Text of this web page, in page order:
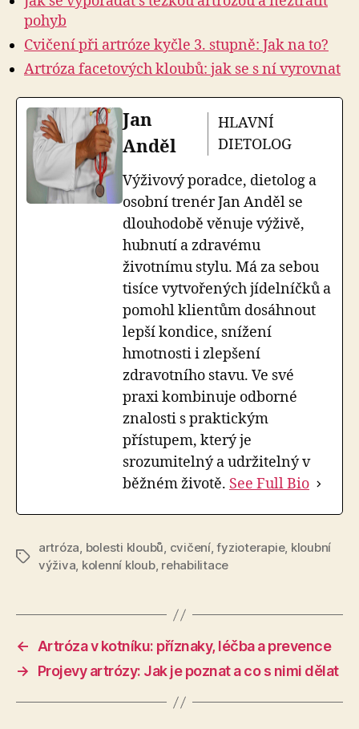
pohyb
Cvičení při artróze kyčle 3. stupně: Jak na to?
Artróza facetových kloubů: jak se s ní vyrovnat
Jan
Anděl
HLAVNÍ
DIETOLOG
Výživový poradce, dietolog a
osobní trenér Jan Anděl se
dlouhodobě věnuje výživě,
hubnutí a zdravému
životnímu stylu. Má za sebou
tisíce vytvořených jídelníčků a
pomohl klientům dosáhnout
lepší kondice, snížení
hmotnosti i zlepšení
zdravotního stavu. Ve své
praxi kombinuje odborné
znalosti s praktickým
přístupem, který je
srozumitelný a udržitelný v
běžném životě. See Full Bio
Štítky
artróza, bolesti kloubů, cvičení,fyzioterapie, kloubní
výživa, kolenní kloub, rehabilitace
←
Artróza v kotníku: příznaky, léčba a prevence
→
Projevy artrózy: Jak je poznat a co s nimi dělat